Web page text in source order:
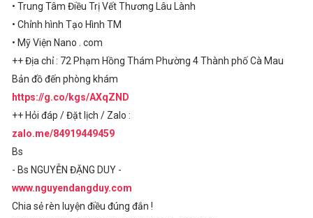
• Trung Tâm Điều Trị Vết Thương Lâu Lành
• Chỉnh hình Tạo Hình TM
• Mỹ Viện Nano . com
++ Địa chỉ : 72 Phạm Hồng Thám Phường 4 Thành phố Cà Mau
Bản đồ đến phòng khám
https://g.co/kgs/AXqZND
++ Hỏi đáp / Đặt lịch / Zalo :
zalo.me/84919449459
Bs
- Bs NGUYỄN ĐẶNG DUY -
www.nguyendangduy.com
Chia sẻ rèn luyện điều đúng đắn !